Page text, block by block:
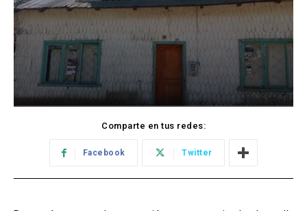
Comparte en tus redes:
Facebook Twitter